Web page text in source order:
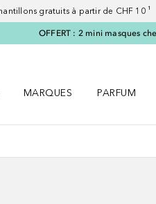
gratuits à partir de CHF 10 ¹
OFFERT : 2 mini masques
MARQUES
PARFUM